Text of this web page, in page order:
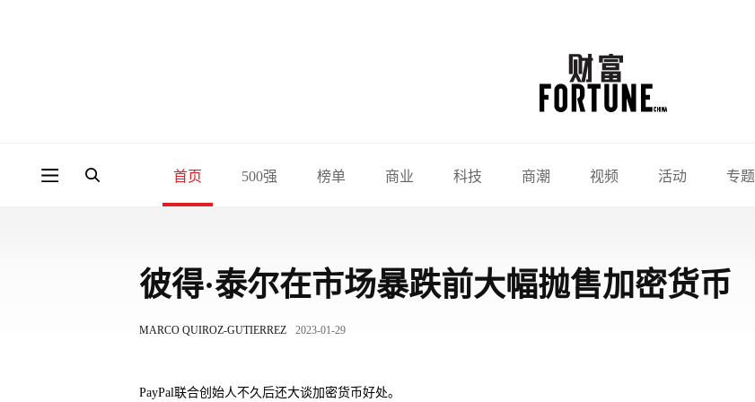
首页 500强 榜单 商业 科技 商潮 视频 活动 专题
彼得·泰尔在市场暴跌前大幅抛售加密货币
MARCO QUIROZ-GUTIERREZ 2023-01-29
PayPal联合创始人不久后还大谈加密货币好处。